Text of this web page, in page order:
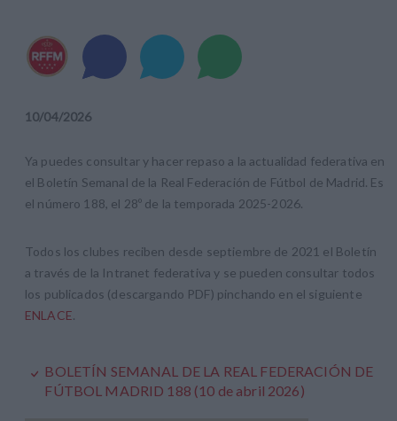
10/04/2026
Ya puedes consultar y hacer repaso a la actualidad federativa en
el Boletín Semanal de la Real Federación de Fútbol de Madrid. Es
el número 188, el 28º de la temporada 2025-2026.
Todos los clubes reciben desde septiembre de 2021 el Boletín
a través de la Intranet federativa y se pueden consultar todos
los publicados (descargando PDF) pinchando en el siguiente
ENLACE.
BOLETÍN SEMANAL DE LA REAL FEDERACIÓN DE
FÚTBOL MADRID 188 (10 de abril 2026)